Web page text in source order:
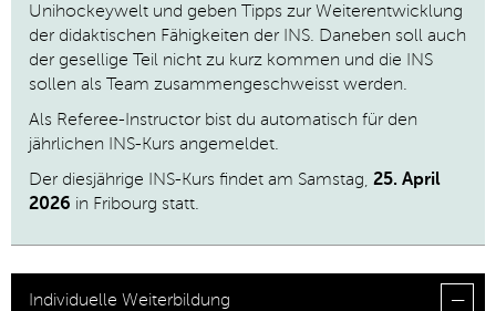
Unihockeywelt und geben Tipps zur Weiterentwicklung
der didaktischen Fähigkeiten der INS. Daneben soll auch
der gesellige Teil nicht zu kurz kommen und die INS
sollen als Team zusammengeschweisst werden.
Als Referee-Instructor bist du automatisch für den
jährlichen INS-Kurs angemeldet.
Der diesjährige INS-Kurs findet am Samstag, 25. April
2026 in Fribourg statt.
Individuelle Weiterbildung